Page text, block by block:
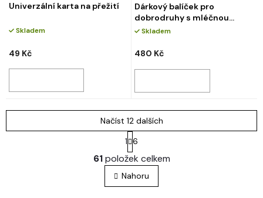
Univerzální karta na přežití
Skladem
49 Kč
Dárkový balíček pro
dobrodruhy s mléčnou
čokoládou
Skladem
480 Kč
O
v
l
á
Načíst 12 dalších
S
t
r
á
n
k
1 6
61položek celkem
Nahoru